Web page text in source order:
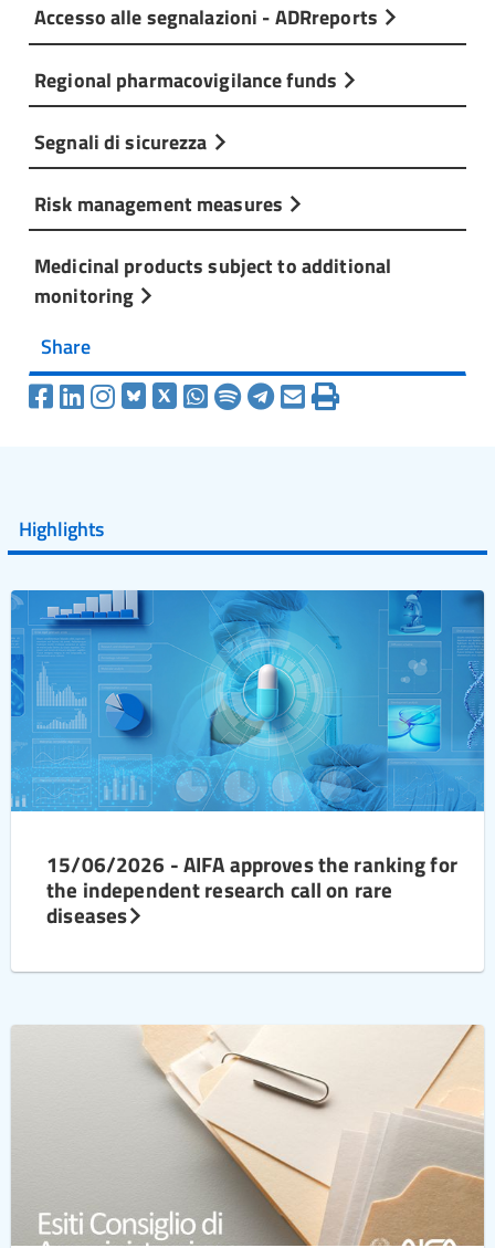
Accesso alle segnalazioni - ADRreports
Regional pharmacovigilance funds
Segnali di sicurezza
Risk management measures
Medicinal products subject to additional
monitoring
Share
Highlights
15/06/2026 - AIFA approves the ranking for
the independent research call on rare
diseases